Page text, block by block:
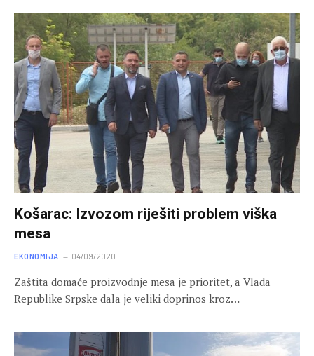
Košarac: Izvozom riješiti problem viška
mesa
EKONOMIJA 04/09/2020
Zaštita domaće proizvodnje mesa je prioritet, a Vlada
Republike Srpske dala je veliki doprinos kroz…